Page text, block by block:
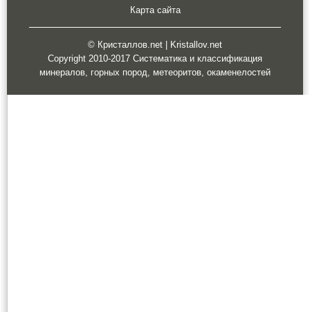
Карта сайта
© Кристаллов.net | Kristallov.net
Copyright 2010-2017 Систематика и классификация
минералов, горных пород, метеоритов, окаменелостей